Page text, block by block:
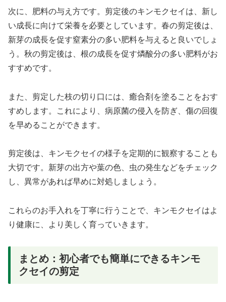
次に、肥料の与え方です。剪定後のキンモクセイは、新し
い成長に向けて栄養を必要としています。春の剪定後は、
新芽の成長を促す窒素分の多い肥料を与えると良いでしょ
う。秋の剪定後は、根の成長を促す燐酸分の多い肥料がお
すすめです。
また、剪定した枝の切り口には、癒合剤を塗ることをおす
すめします。これにより、病原菌の侵入を防ぎ、傷の回復
を早めることができます。
剪定後は、キンモクセイの様子を定期的に観察することも
大切です。新芽の出方や葉の色、虫の発生などをチェック
し、異常があれば早めに対処しましょう。
これらのお手入れを丁寧に行うことで、キンモクセイはよ
り健康に、より美しく育っていきます。
まとめ：初心者でも簡単にできるキンモ
クセイの剪定